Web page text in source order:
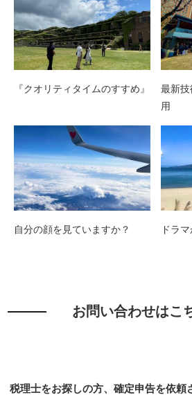
『クオリティタイムのすすめ』
最新
用
自分の顔を見ていますか？ ドラ
お問い合わせはこ
税理士をお探しの方、確定申告を依頼